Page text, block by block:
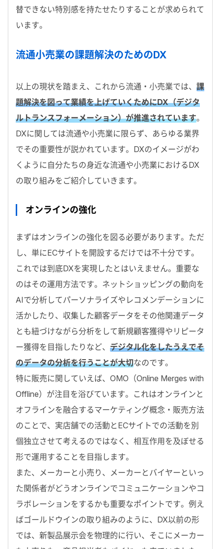
替できない特別感を持たせたりすることが求められて
います。
流通小売業の課題解決のためのDX
以上の現状を踏まえ、これから流通・小売業では、 課
題解決を図って業績を上げていくためにDX（デジタ
ルトランスフォーメーション）が推進されています。
DXに関しては流通や小売業に限らず、あらゆる業界
でその重要性が説かれています。DXのイメージがわ
くように自分たちの身近な流通や小売業におけるDX
の取り組みをご紹介していきます。
オンラインの強化
まずはオンラインの強化を図る必要があります。ただ
し、単にECサイトを開設するだけでは不十分です。
これでは到底DXを実現したとはいえません。重要な
のはその運用方法です。ネットショッピングの動向を
AIで分析してパーソナライズやレコメンデーションに
活かしたり、収集した顧客データをその他関連データ
とも紐づけながら分析をして新規顧客獲得やリピータ
ー獲得を目指したりなど、 デジタル化をしたうえでそ
のデータの分析を行うことが大切なのです。
特に販売に関していえば、OMO（Online Merges with
Offline）が注目を浴びています。これはオンラインと
オフラインを融合するマーケティング概念・販売方法
のことで、実店舗での活動とECサイトでの活動を別
個独立させて考えるのではなく、相互作用を及ぼせる
形で運用することを目指します。
また、メーカーと小売り、メーカーとバイヤーといっ
た関係者がどうオンラインでコミュニケーションやコ
ラボレーションをするかも重要なポイントです。例え
ばゴールドウインの取り組みのように、DX以前の形
では、新製品展示会を物理的に行い、そこにメーカー